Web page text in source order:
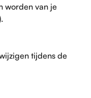
worden van je
tijdens de